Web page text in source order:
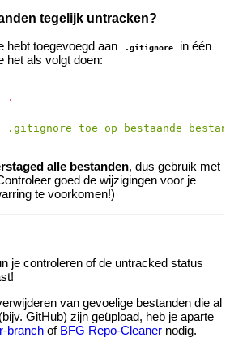
tegelijk untracken?
hebt toegevoegd aan
.gitignore
in één
het als volgt doen:
.
.gitignore toe op bestaande
alle bestanden, dus gebruik met
goed de wijzigingen voor je
te voorkomen!)
je controleren of de untracked status
van gevoelige bestanden die al
(bijv. GitHub) zijn geüpload, heb je aparte
branch of BFG Repo-Cleaner nodig.